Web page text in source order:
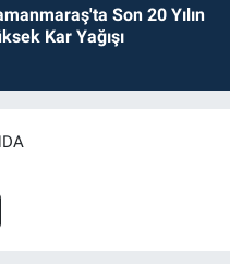
Son 20 Yılın
Kar Yağışı